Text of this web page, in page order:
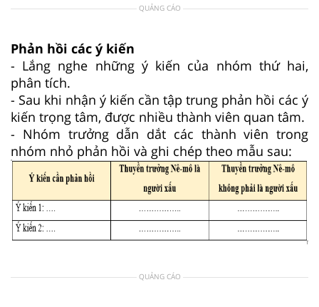
QUẢNG CÁO
Phản hồi các ý kiến
- Lắng nghe những ý kiến của nhóm thứ hai,
phân tích.
- Sau khi nhận ý kiến cần tập trung phản hồi các ý
kiến trọng tâm, được nhiều thành viên quan tâm.
- Nhóm trưởng dẫn dắt các thành viên trong
nhóm nhỏ phản hồi và ghi chép theo mẫu sau:
QUẢNG CÁO